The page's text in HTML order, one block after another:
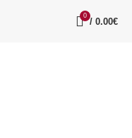
0
/ 0.00€